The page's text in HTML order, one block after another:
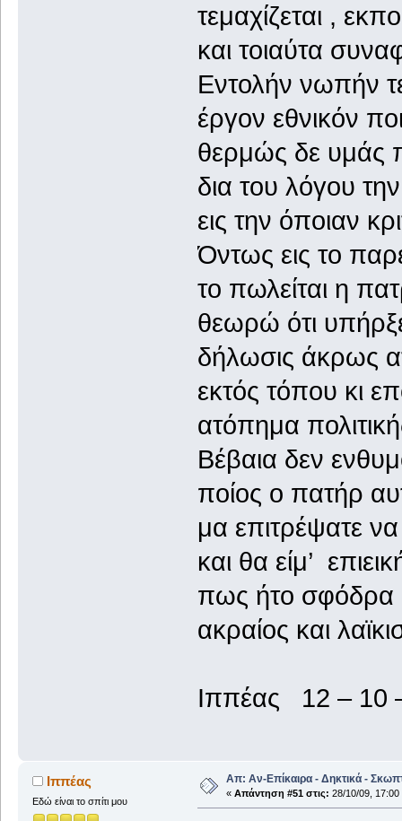
τεμαχίζεται ,
και τοιαύτα
Εντολήν νωπήν
έργον εθνικόν
θερμώς δε υμάς
δια του λόγου
εις την όποιαν
Όντως εις το
το πωλείται η
θεωρώ ότι
δήλωσις άκρως
εκτός τόπου κι
ατόπημα
Βέβαια δεν
ποίος ο πατήρ
μα επιτρέψατε
και θα είμ’
πως ήτο σφόδρα
ακραίος και
Ιππέας 12 – 10
Ιππέας
Εδώ είναι το σπίτι μου
Απ: Αν-Επίκαιρα - Δηκτικά -
« Απάντηση #51 στις: 28/10/09, 17:00